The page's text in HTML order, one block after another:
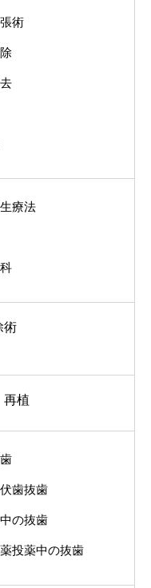
術
療法
術
再植
歯抜歯
の抜歯
投薬中の抜歯